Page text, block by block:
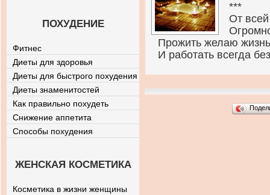
***
От
Прожить желаю жизнь
И работать всегда
ПОХУДЕНИЕ
Фитнес
Диеты для здоровья
Диеты для быстрого похудения
Диеты знаменитостей
Как правильно похудеть
Снижение аппетита
Способы похудения
ЖЕНСКАЯ КОСМЕТИКА
Косметика в жизни женщины